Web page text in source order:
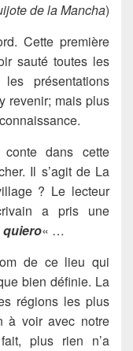
de la Mancha)
Cette première
sauté toutes les
les présentations
revenir; mais plus
dans cette
Il s’agit de La
? Le lecteur
a pris une
quiero« …
de ce lieu qui
bien définie. La
régions les plus
à voir avec notre
plus rien n’a